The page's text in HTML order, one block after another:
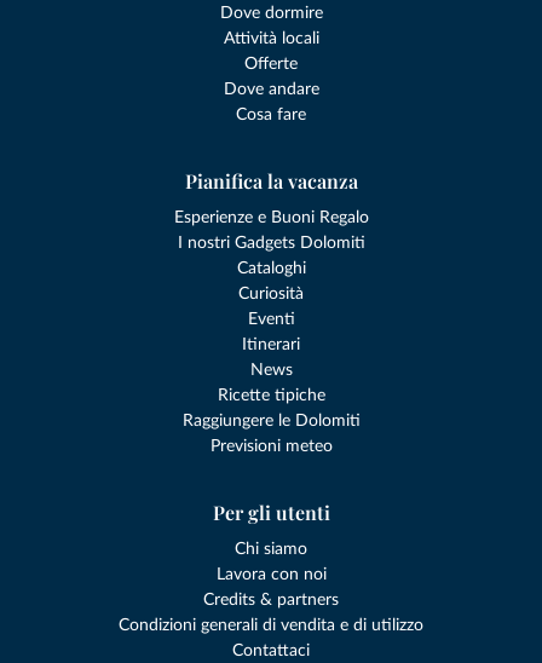
Dove dormire
Attività locali
Offerte
Dove andare
Cosa fare
Pianifica la vacanza
Esperienze e Buoni Regalo
I nostri Gadgets Dolomiti
Cataloghi
Curiosità
Eventi
Itinerari
News
Ricette tipiche
Raggiungere le Dolomiti
Previsioni meteo
Per gli utenti
Chi siamo
Lavora con noi
Credits & partners
Condizioni generali di vendita e di utilizzo
Contattaci